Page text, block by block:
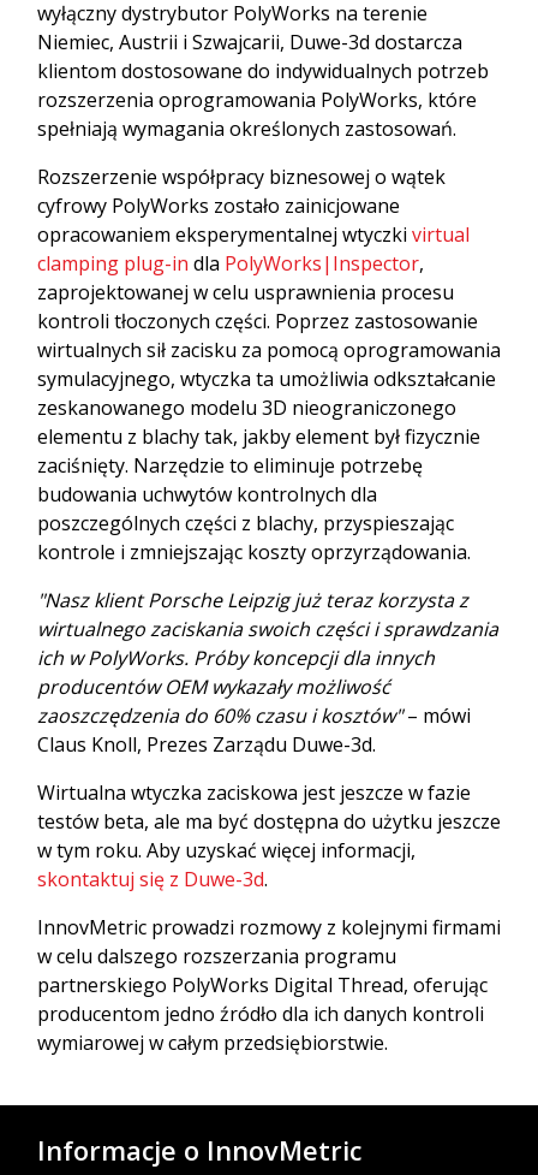
wyłączny dystrybutor PolyWorks na terenie
Niemiec, Austrii i Szwajcarii, Duwe-3d dostarcza
klientom dostosowane do indywidualnych potrzeb
rozszerzenia oprogramowania PolyWorks, które
spełniają wymagania określonych zastosowań.
Rozszerzenie współpracy biznesowej o wątek
cyfrowy PolyWorks zostało zainicjowane
opracowaniem eksperymentalnej wtyczki virtual
clamping plug-in dla PolyWorks|Inspector,
zaprojektowanej w celu usprawnienia procesu
kontroli tłoczonych części. Poprzez zastosowanie
wirtualnych sił zacisku za pomocą oprogramowania
symulacyjnego, wtyczka ta umożliwia odkształcanie
zeskanowanego modelu 3D nieograniczonego
elementu z blachy tak, jakby element był fizycznie
zaciśnięty. Narzędzie to eliminuje potrzebę
budowania uchwytów kontrolnych dla
poszczególnych części z blachy, przyspieszając
kontrole i zmniejszając koszty oprzyrządowania.
"Nasz klient Porsche Leipzig już teraz korzysta z
wirtualnego zaciskania swoich części i sprawdzania
ich w PolyWorks. Próby koncepcji dla innych
producentów OEM wykazały możliwość
zaoszczędzenia do 60% czasu i kosztów"– mówi
Claus Knoll, Prezes Zarządu Duwe-3d.
Wirtualna wtyczka zaciskowa jest jeszcze w fazie
testów beta, ale ma być dostępna do użytku jeszcze
w tym roku. Aby uzyskać więcej informacji,
skontaktuj się z Duwe-3d.
InnovMetric prowadzi rozmowy z kolejnymi firmami
w celu dalszego rozszerzania programu
partnerskiego PolyWorks Digital Thread, oferując
producentom jedno źródło dla ich danych kontroli
wymiarowej w całym przedsiębiorstwie.
Informacje o InnovMetric